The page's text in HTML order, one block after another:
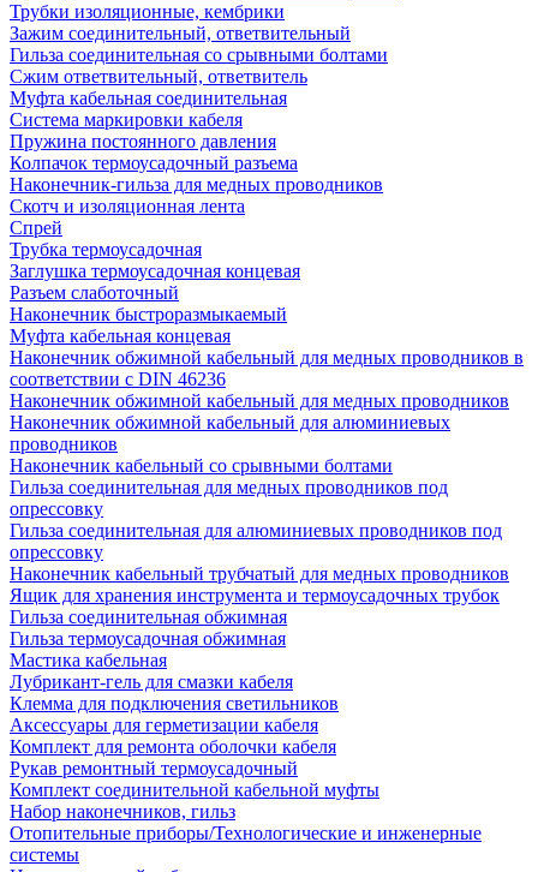
Трубки изоляционные, кембрики
Зажим соединительный, ответвительный
Гильза соединительная со срывными болтами
Сжим ответвительный, ответвитель
Муфта кабельная соединительная
Система маркировки кабеля
Пружина постоянного давления
Колпачок термоусадочный разъема
Наконечник-гильза для медных проводников
Скотч и изоляционная лента
Спрей
Трубка термоусадочная
Заглушка термоусадочная концевая
Разъем слаботочный
Наконечник быстроразмыкаемый
Муфта кабельная концевая
Наконечник обжимной кабельный для медных проводников в
соответствии с DIN 46236
Наконечник обжимной кабельный для медных проводников
Наконечник обжимной кабельный для алюминиевых
проводников
Наконечник кабельный со срывными болтами
Гильза соединительная для медных проводников под
опрессовку
Гильза соединительная для алюминиевых проводников под
опрессовку
Наконечник кабельный трубчатый для медных проводников
Ящик для хранения инструмента и термоусадочных трубок
Гильза соединительная обжимная
Гильза термоусадочная обжимная
Мастика кабельная
Лубрикант-гель для смазки кабеля
Клемма для подключения светильников
Аксессуары для герметизации кабеля
Комплект для ремонта оболочки кабеля
Рукав ремонтный термоусадочный
Комплект соединительной кабельной муфты
Набор наконечников, гильз
Отопительные приборы/Технологические и инженерные
системы